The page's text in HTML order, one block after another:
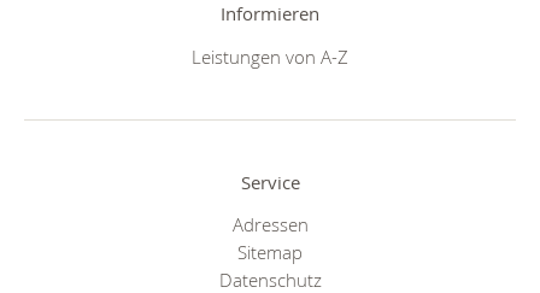
Informieren
Leistungen von A-Z
Service
Adressen
Sitemap
Datenschutz